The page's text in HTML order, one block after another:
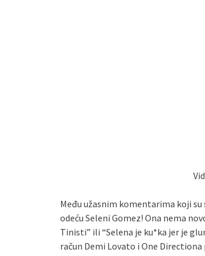
Među užasnim komentarima koji
odeću Seleni Gomez! Ona nema
Tinisti” ili “Selena je ku*ka jer je
račun Demi Lovato i One